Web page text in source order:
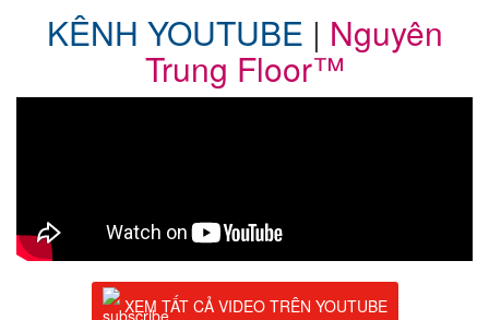
KÊNH YOUTUBE | Nguyên
Trung Floor™
XEM TẤT CẢ VIDEO TRÊN YOUTUBE